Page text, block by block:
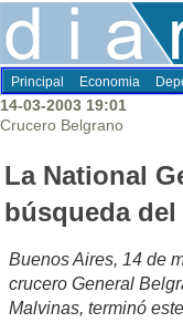
Principal Economia
14-03-2003 19:01
Crucero Belgrano
La National
búsqueda
Buenos Aires, 14 de
crucero General
Malvinas, terminó